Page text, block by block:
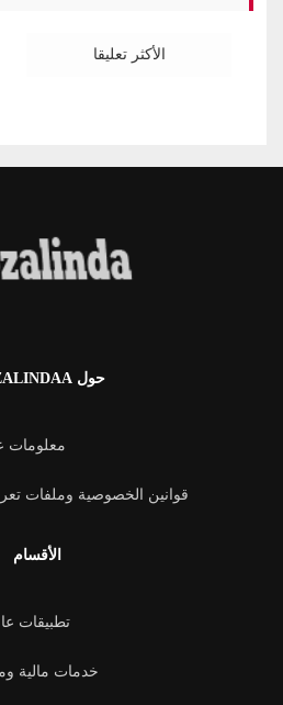
الأكثر تعليقا
حول ROZALINDAA
معلومات
قوانين الخصوصية وملفات
الأقسام
تطبيقات
خدمات مالية